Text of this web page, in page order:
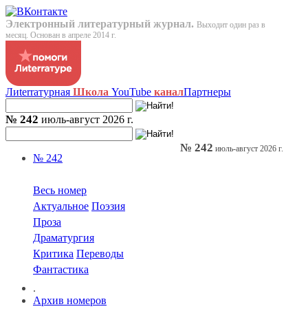
Электронный литературный журнал. Выходит один раз в
месяц. Основан в апреле 2014 г.
Лиterraтурная Школа YouTube каналПартнеры
№ 242 июль-август 2026 г.
№ 242
Весь номер
Актуальное Поэзия
Проза
Драматургия
Критика Переводы
Фантастика
.
Архив номеров
№ 242 июль-август 2026 г.